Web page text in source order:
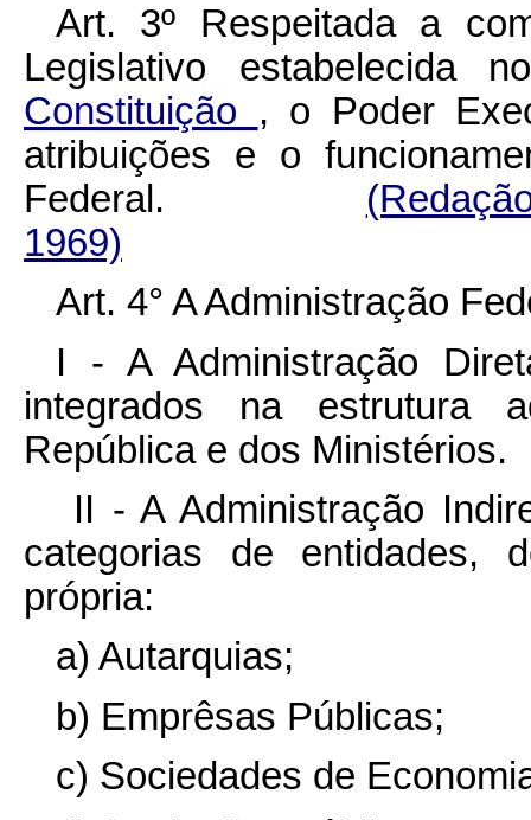
Art. 3º Respeitada a
Legislativo estabelecida
Constituição , o Poder
atribuições e o
Federal.
1969)
Art. 4° A Administração
I - A Administração
integrados na estrutura
República e dos Ministérios.
II - A Administração
categorias de entidades,
própria:
a) Autarquias;
b) Emprêsas Públicas;
c) Sociedades de